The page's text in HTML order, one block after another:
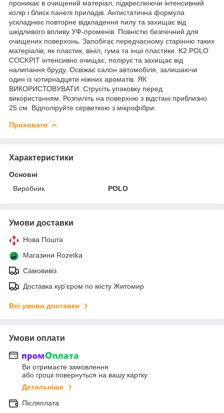
проникає в очищений матеріал, підкреслюючи інтенсивний
колір і блиск панелі приладів. Антистатична формула
ускладнює повторне відкладення пилу та захищає від
шкідливого впливу УФ-променів. Повністю безпечний для
очищених поверхонь. Запобігає передчасному старінню таких
матеріалів, як пластик, вініл, гума та інші пластики. K2 POLO
COCKPIT інтенсивно очищає, полірує та захищає від
налипання бруду. Освіжає салон автомобіля, залишаючи
один із чотирнадцяти ніжних ароматів. ЯК
ВИКОРИСТОВУВАТИ: Струсіть упаковку перед
використанням. Розпиліть на поверхню з відстані приблизно
25 см. Відполіруйте серветкою з мікрофібри.
Приховати
Характеристики
Основні
Виробник
POLO
Умови доставки
Нова Пошта
Магазини Rozetka
Самовивіз
Доставка кур'єром по місту Житомир
Всі умови доставки
Умови оплати
Ви отримаєте замовлення
або гроші повернуться на вашу картку
Детальніше
Післяплата